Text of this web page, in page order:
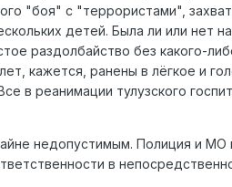
"боя" с "террористами",
детей. Была ли или нет
раздолбайство без какого-
кажется, ранены в лёгкое и
в реанимации тулузского
недопустимым. Полиция и МО
в